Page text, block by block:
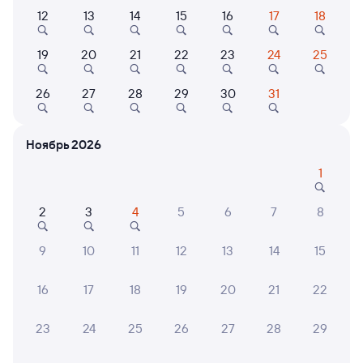
Выберите дату
Самый быстрый
286С Проходящий
Петрозаводск
в Мурманск
1 д 8 ч 49 м в пути
Дни следования ближайшие: 8, 10, 12 августа Маршрут
Плацкарт Купе
12 13 14 15 16 17 18
19 20 21 22 23 24 25
26 27 28 29 30 31
Ноябрь 2026
1
2 3 4 5 6 7 8
9 10 11 12 13 14 15
16 17 18 19 20 21 22
23 24 25 26 27 28 29